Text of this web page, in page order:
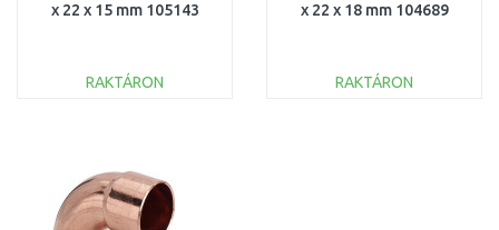
x 22 x 15 mm 105143
RAKTÁRON
x 22 x 18 mm 104689
RAKTÁRON